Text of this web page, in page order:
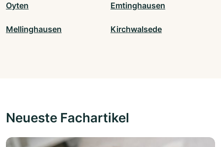
Oyten Emtinghausen
Mellinghausen Kirchwalsede
Neueste Fachartikel